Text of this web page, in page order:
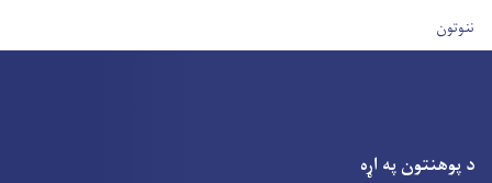
User account menu
ننوتون
د پوهنتون په اړه